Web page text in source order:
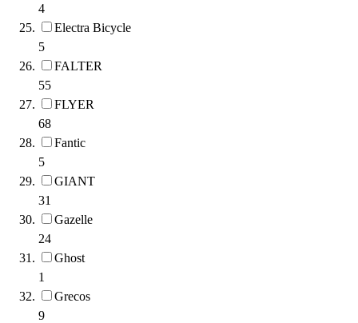
4
Electra Bicycle
5
FALTER
55
FLYER
68
Fantic
5
GIANT
31
Gazelle
24
Ghost
1
Grecos
9